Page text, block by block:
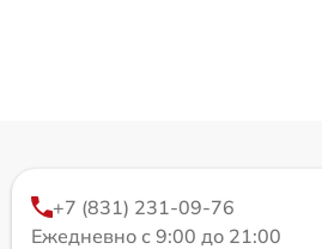
+7 (831) 231-09-76
Ежедневно с 9:00 до 21:00